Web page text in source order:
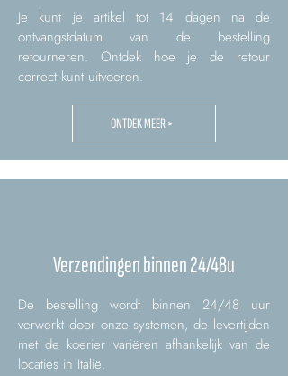
Je kunt je artikel tot 14 dagen na de
ontvangstdatum van de bestelling
retourneren. Ontdek hoe je de retour
correct kunt uitvoeren.
ONTDEK MEER >
Verzendingen binnen 24/48u
De bestelling wordt binnen 24/48 uur
verwerkt door onze systemen, de levertijden
met de koerier variëren afhankelijk van de
locaties in Italië.